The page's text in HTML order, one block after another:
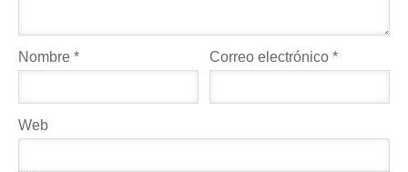
Nombre * Correo electrónico*
Web